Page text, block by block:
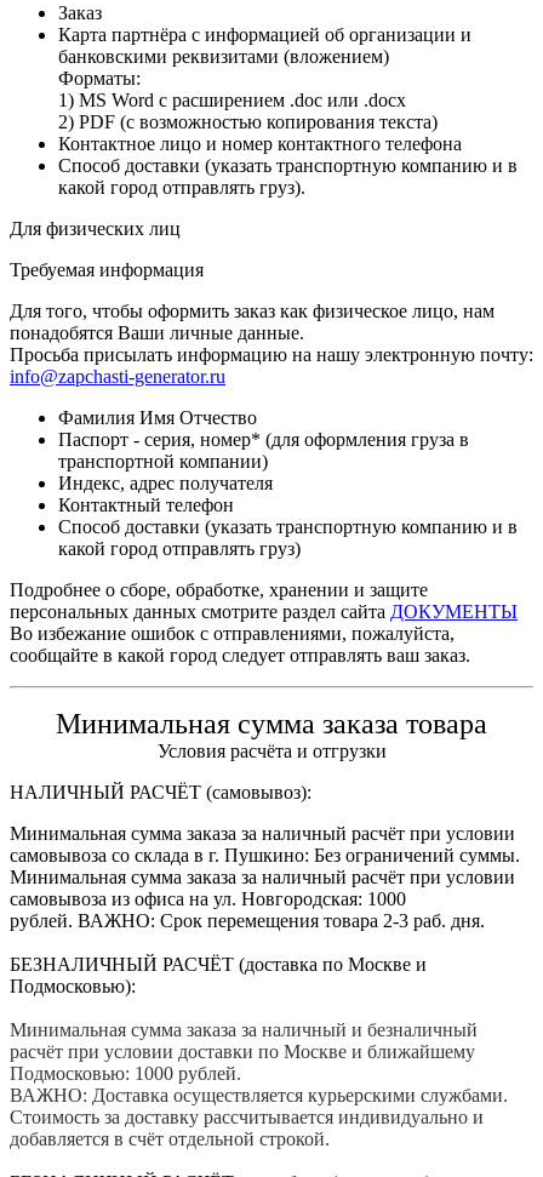
Заказ
Карта партнёра с информацией об организации и
банковскими реквизитами (вложением)
Форматы:
1) MS Word с расширением .doc или .docx
2) PDF (с возможностью копирования текста)
Контактное лицо и номер контактного телефона
Способ доставки (указать транспортную компанию и в
какой город отправлять груз).
Для физических лиц
Требуемая информация
Для того, чтобы оформить заказ как физическое лицо, нам
понадобятся Ваши личные данные.
Просьба присылать информацию на нашу электронную почту:
info@zapchasti-generator.ru
Фамилия Имя Отчество
Паспорт - серия, номер* (для оформления груза в
транспортной компании)
Индекс, адрес получателя
Контактный телефон
Способ доставки (указать транспортную компанию и в
какой город отправлять груз)
Подробнее о сборе, обработке, хранении и защите
персональных данных смотрите раздел сайта ДОКУМЕНТЫ
Во избежание ошибок с отправлениями, пожалуйста,
сообщайте в какой город следует отправлять ваш заказ.
Минимальная сумма заказа товара
Условия расчёта и отгрузки
НАЛИЧНЫЙ РАСЧЁТ (самовывоз):
Минимальная сумма заказа за наличный расчёт при условии
самовывоза со склада в г. Пушкино: Без ограничений суммы.
Минимальная сумма заказа за наличный расчёт при условии
самовывоза из офиса на ул. Новгородская: 1000
рублей. ВАЖНО: Срок перемещения товара 2-3 раб. дня.
БЕЗНАЛИЧНЫЙ РАСЧЁТ (доставка по Москве и
Подмосковью):
Минимальная сумма заказа за наличный и безналичный
расчёт при условии доставки по Москве и ближайшему
Подмосковью: 1000 рублей.
ВАЖНО: Доставка осуществляется курьерскими службами.
Стоимость за доставку рассчитывается индивидуально и
добавляется в счёт отдельной строкой.